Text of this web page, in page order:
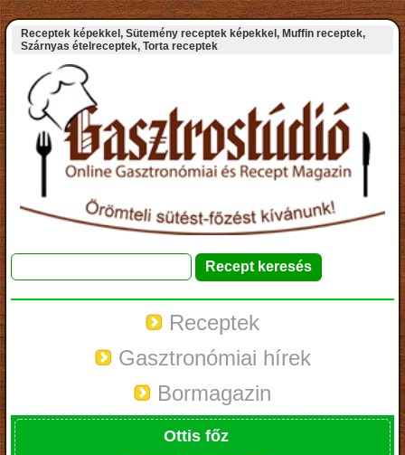
Receptek képekkel, Sütemény receptek képekkel, Muffin receptek,
Szárnyas ételreceptek, Torta receptek
Receptek
Gasztronómiai hírek
Bormagazin
Ottis főz